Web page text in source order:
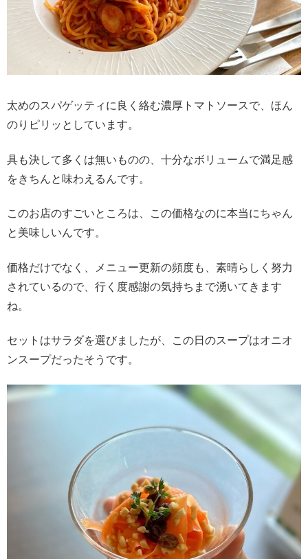
太めのスパゲッティに良く絡む濃厚トマトソースで、ほん
のりピリッとしています。
具も決して多くは無いものの、十分なボリュームで満足感
をきちんと味わえるんです。
このお店のすごいところは、この価格なのに本当にちゃん
と美味しいんです。
価格だけでなく、メニュー更新の頻度も、素晴らしく努力
されているので、行く度感謝の気持ちまで湧いてきます
ね。
セットはサラダを選びましたが、この日のスープはオニオ
ンスープだったそうです。